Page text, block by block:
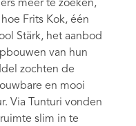
meer te zoeken,
Frits Kok, één
Stärk, het aanbod
van hun
zochten de
en mooi
Via Tunturi vonden
slim in te